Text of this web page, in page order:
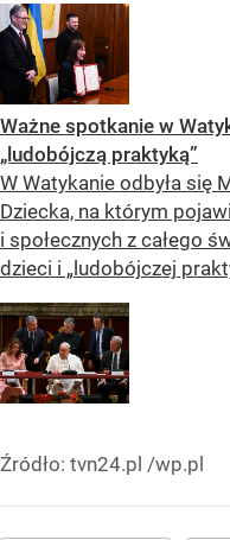
Ważne spotkanie w
„ludobójczą praktyką”
W Watykanie odbyła się
Dziecka, na którym
i społecznych z całego
dzieci i „ludobójczej
Źródło: tvn24.pl /wp.pl